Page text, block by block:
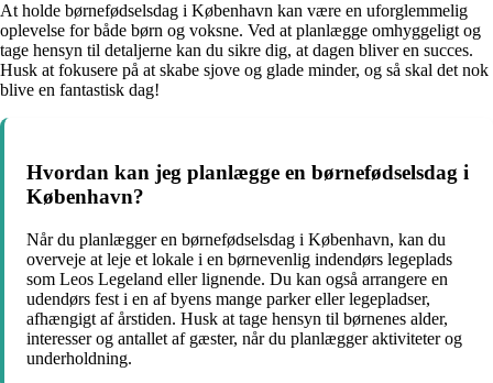
At holde børnefødselsdag i København kan være en uforglemmelig
oplevelse for både børn og voksne. Ved at planlægge omhyggeligt og
tage hensyn til detaljerne kan du sikre dig, at dagen bliver en succes.
Husk at fokusere på at skabe sjove og glade minder, og så skal det nok
blive en fantastisk dag!
Hvordan kan jeg planlægge en børnefødselsdag i
København?
Når du planlægger en børnefødselsdag i København, kan du
overveje at leje et lokale i en børnevenlig indendørs legeplads
som Leos Legeland eller lignende. Du kan også arrangere en
udendørs fest i en af byens mange parker eller legepladser,
afhængigt af årstiden. Husk at tage hensyn til børnenes alder,
interesser og antallet af gæster, når du planlægger aktiviteter og
underholdning.